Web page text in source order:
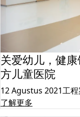
关爱幼儿，健
方儿童医院
12 Agustus 2021工
了解更多